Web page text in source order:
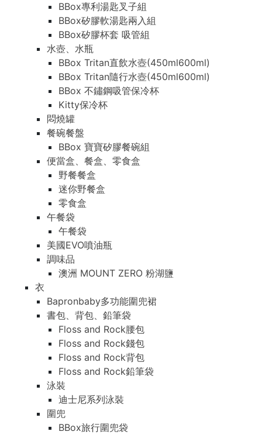
BBox專利湯匙叉子組
BBox矽膠軟湯匙兩入組
BBox矽膠杯套 吸管組
水壺、水瓶
BBox Tritan直飲水壺(450ml600ml)
BBox Tritan隨行水壺(450ml600ml)
BBox 不鏽鋼吸管保冷杯
Kitty保冷杯
悶燒罐
餐碗餐盤
BBox 寶寶矽膠餐碗組
便當盒、餐盒、零食盒
野餐餐盒
迷你野餐盒
零食盒
午餐袋
午餐袋
美國EVO噴油瓶
調味品
澳洲 MOUNT ZERO 粉湖鹽
衣
Bapronbaby多功能圍兜裙
書包、背包、鉛筆袋
Floss and Rock腰包
Floss and Rock錢包
Floss and Rock背包
Floss and Rock鉛筆袋
泳裝
迪士尼系列泳裝
圍兜
BBox旅行圍兜袋